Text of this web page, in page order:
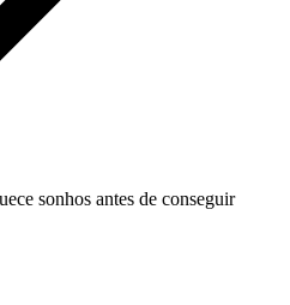
sonhos antes de conseguir